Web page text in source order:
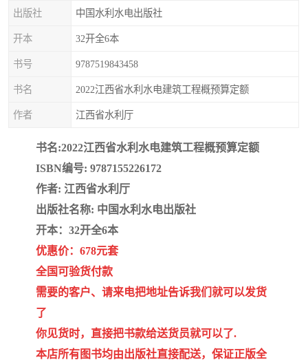
出版社 中国水利水电出版社
开本 32开全6本
书号 9787519843458
书名 2022江西省水利水电建筑工程概预算定额
作者 江西省水利厅
书名:2022江西省水利水电建筑工程概预算定额
ISBN编号: 9787155226172
作者: 江西省水利厅
出版社名称: 中国水利水电出版社
开本：32开全6本
优惠价：678元套
全国可验货付款
需要的客户、请来电把地址告诉我们就可以发货
了
你见货时，直接把书款给送货员就可以了.
本店所有图书均由出版社直接配送，保证正版全
福建建设工程预算定额
辽宁省工程计价定额
锅炉及压力容器规范国际
性规范ASME
湖北省建设工程预算定额 年考军校教材资料
甘肃省建设工程预算定额
内蒙古建设工程预算定额 公路工程预算定额
陕西建设工程消耗量定额
贵州水利水电定额
青海省建筑工程消耗量定
20kv及以下配电网工程定 地质灾害治理工程质量检